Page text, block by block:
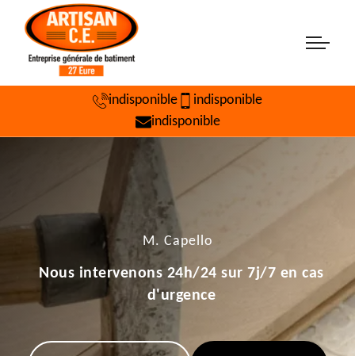
indisponible
indisponible
indisponible
M. Capello
Nous intervenons 24h/24 sur 7j/7 en cas
d'urgence